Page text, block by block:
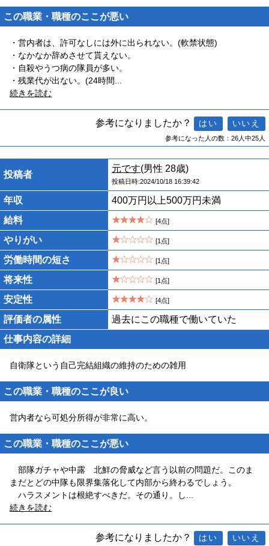
この職業・職種のここが悪い
・営内者は、許可なしには外に出られない。(軟禁状態)
・なかなか辞めさせて貰えない。
・自殺やうつ病の隊員が多い。
・残業代が出ない。(24時間
続きを読む
参考になりましたか？
参考になった人の数：26人中25人
投稿者
元です(男性 28歳)
投稿日時:2024/10/18 16:39:42
年収
400万円以上500万円未満
給料
[4点]
やりがい [1点]
労働時間の短さ [1点]
将来性 [1点]
安定性 [4点]
評価者の属性
過去にこの職種で働いていた
仕事内容の詳細
自衛隊という自己完結組織の維持のための雑用
この職業・職種のここが良い
営内者なら可処分所得が非常に高い。
この職業・職種のここが悪い
部隊ガチャや中露 北鮮の脅威など言う以前の問題だ。このま
まだとどの中隊も限界集落化して内部から終わるでしょう。
ハラスメントは根絶すべきだ。その通り。し
続きを読む
参考になりましたか？